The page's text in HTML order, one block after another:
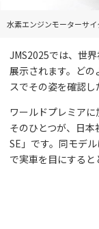
水素エンジンモーターサイ
JMS2025では、世
展示されます。ど
スでその姿を確認し
ワールドプレミアに
そのひとつが、日
SE」です。同モデ
で実車を目にすると